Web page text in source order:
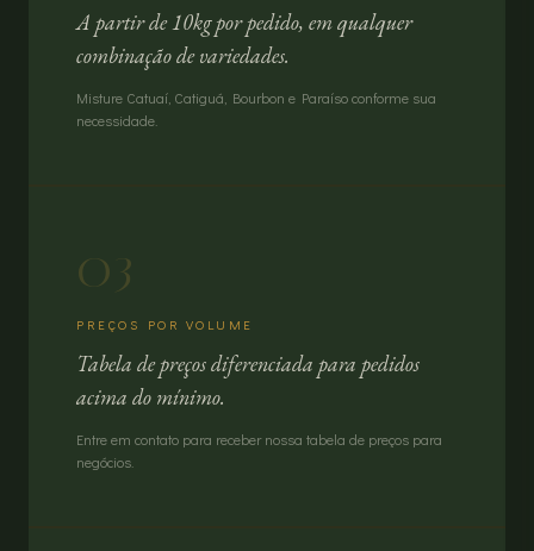
A partir de 10kg por pedido, em qualquer
combinação de variedades.
Misture Catuaí, Catiguá, Bourbon e Paraíso conforme sua
necessidade.
03
PREÇOS POR VOLUME
Tabela de preços diferenciada para pedidos
acima do mínimo.
Entre em contato para receber nossa tabela de preços para
negócios.